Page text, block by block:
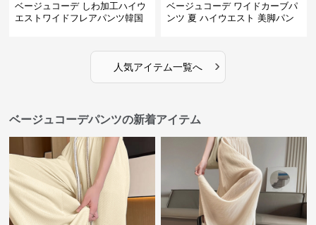
ベージュコーデ しわ加工ハイウ
エストワイドフレアパンツ韓国
ベージュコーデ ワイドカーブパ
ンツ 夏 ハイウエスト 美脚パン
人気アイテム一覧へ ›
ベージュコーデパンツの新着アイテム